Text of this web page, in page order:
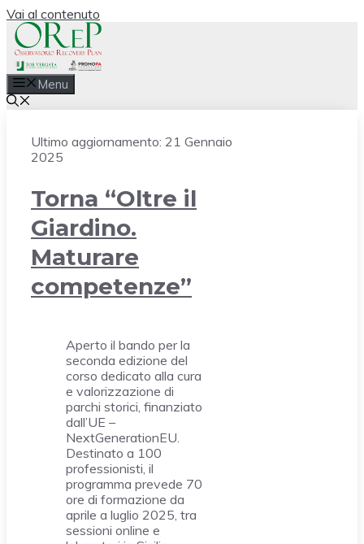
Vai al contenuto
Menu
Ultimo aggiornamento: 21 Gennaio
2025
Torna “Oltre il
Giardino.
Maturare
competenze”
Aperto il bando per la
seconda edizione del
corso dedicato alla cura
e valorizzazione di
parchi storici, finanziato
dall’UE –
NextGenerationEU.
Destinato a 100
professionisti, il
programma prevede 70
ore di formazione da
aprile a luglio 2025, tra
sessioni online e